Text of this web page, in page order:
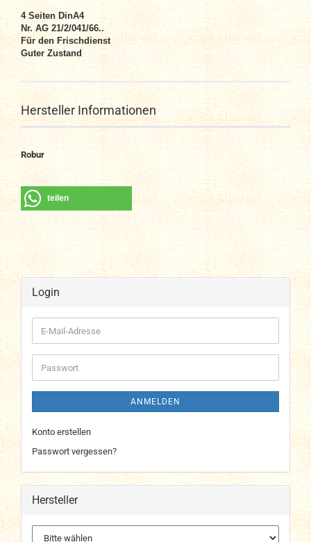
4 Seiten DinA4
Nr. AG 21/2/041/66..
Für den Frischdienst
Guter Zustand
Hersteller Informationen
Robur
teilen
Login
E-
Mail-
Adresse
Passwort
ANMELDEN
Konto erstellen
Passwort vergessen?
Hersteller